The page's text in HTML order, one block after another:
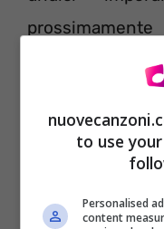
aggiunte delle
to use
Personalised
content